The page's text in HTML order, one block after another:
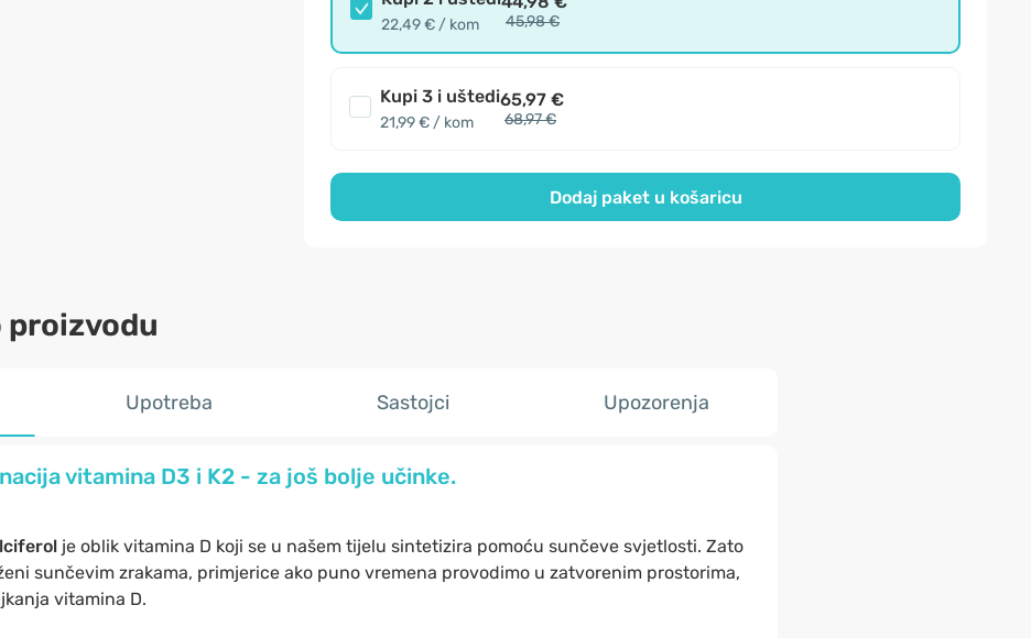
22,49 € / kom 45,98 €
Kupi 3 i uštedi
21,99 € / kom
65,97 €
68,97 €
Dodaj paket u košaricu
Upotreba Sastojci Upozorenja
vitamina D3 i K2 - za još bolje učinke.
je oblik vitamina D koji se u našem tijelu sintetizira pomoću sunčeve svjetlosti. Zato
sunčevim zrakama, primjerice ako puno vremena provodimo u zatvorenim prostorima,
vitamina D.